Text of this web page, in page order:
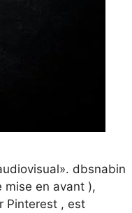
dbsnabin
mise en avant ),
Pinterest , est